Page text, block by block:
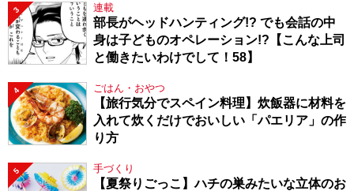
3 連載
部長がヘッドハンティング!? でも会話の中
身は子どものオペレーション!?【こんな上司
と働きたいわけでして！58】
4 ごはん・おやつ
【旅行気分でスペイン料理】炊飯器に材料を
入れて炊くだけでおいしい「パエリア」の作
り方
5 手づくり
【夏祭りごっこ】ハチの巣みたいな立体のお